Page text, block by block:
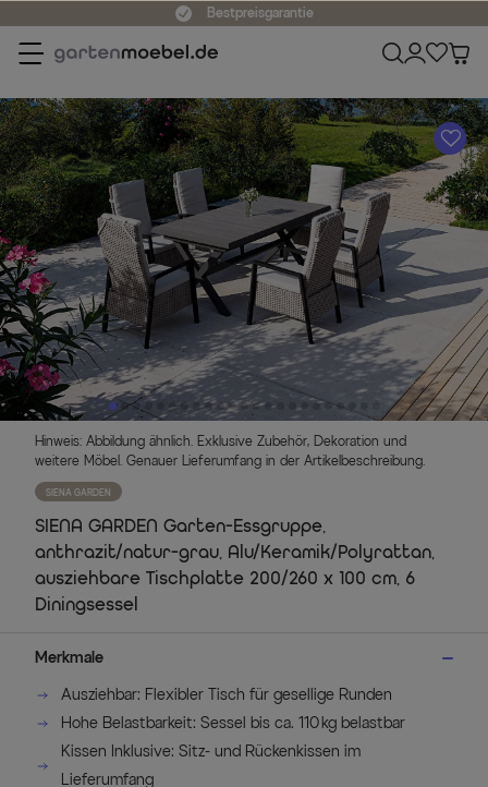
Bestpreisgarantie
A
Hinweis: Abbildung ähnlich. Exklusive Zubehör, Dekoration und
weitere Möbel. Genauer Lieferumfang in der Artikelbeschreibung.
SIENA GARDEN
SIENA GARDEN Garten-Essgruppe,
anthrazit/natur-grau, Alu/Keramik/Polyrattan,
ausziehbare Tischplatte 200/260 x 100 cm, 6
Diningsessel
Merkmale
Ausziehbar: Flexibler Tisch für gesellige Runden
Hohe Belastbarkeit: Sessel bis ca. 110 kg belastbar
Kissen Inklusive: Sitz- und Rückenkissen im
Lieferumfang